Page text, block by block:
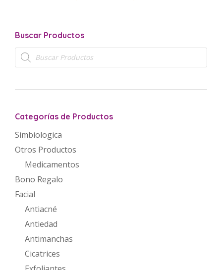
Buscar Productos
Búsqueda
de
productos
Categorías de Productos
Simbiologica
Otros Productos
Medicamentos
Bono Regalo
Facial
Antiacné
Antiedad
Antimanchas
Cicatrices